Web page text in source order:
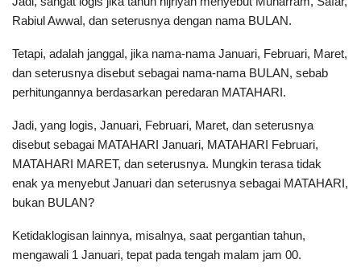
Rabiul Awwal, dan seterusnya dengan nama BULAN.
Tetapi, adalah janggal, jika nama-nama Januari, Februari, Maret,
dan seterusnya disebut sebagai nama-nama BULAN, sebab
perhitungannya berdasarkan peredaran MATAHARI.
Jadi, yang logis, Januari, Februari, Maret, dan seterusnya
disebut sebagai MATAHARI Januari, MATAHARI Februari,
MATAHARI MARET, dan seterusnya. Mungkin terasa tidak
enak ya menyebut Januari dan seterusnya sebagai MATAHARI,
bukan BULAN?
Ketidaklogisan lainnya, misalnya, saat pergantian tahun,
mengawali 1 Januari, tepat pada tengah malam jam 00.